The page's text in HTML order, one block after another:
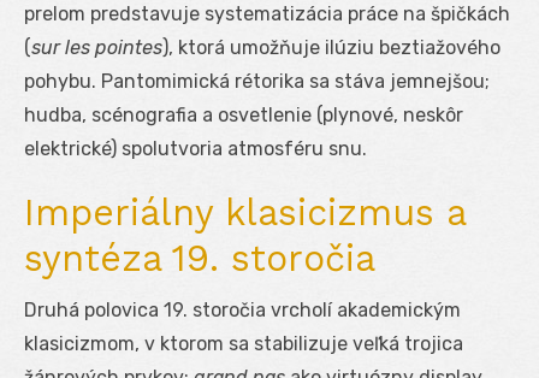
prelom predstavuje systematizácia práce na špičkách
(sur les pointes), ktorá umožňuje ilúziu beztiažového
pohybu. Pantomimická rétorika sa stáva jemnejšou;
hudba, scénografia a osvetlenie (plynové, neskôr
elektrické) spolutvoria atmosféru snu.
Imperiálny klasicizmus a
syntéza 19. storočia
Druhá polovica 19. storočia vrcholí akademickým
klasicizmom, v ktorom sa stabilizuje veľká trojica